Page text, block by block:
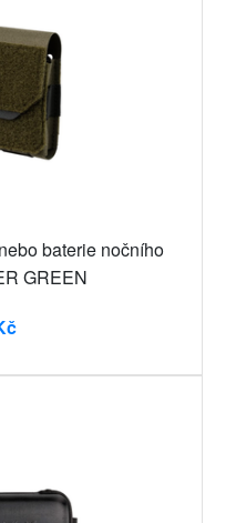
baterie nočního
GREEN